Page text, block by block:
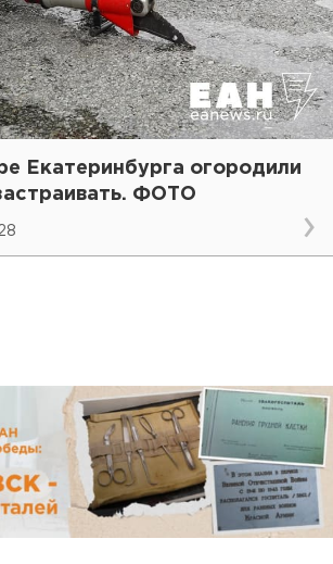
Екатеринбурга огородили
ФОТО